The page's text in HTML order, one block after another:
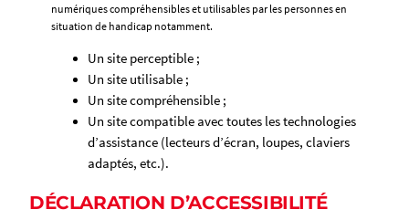
numériques compréhensibles et utilisables par les personnes en
situation de handicap notamment.
Un site perceptible ;
Un site utilisable ;
Un site compréhensible ;
Un site compatible avec toutes les technologies
d’assistance (lecteurs d’écran, loupes, claviers
adaptés, etc.).
DÉCLARATION D’ACCESSIBILITÉ